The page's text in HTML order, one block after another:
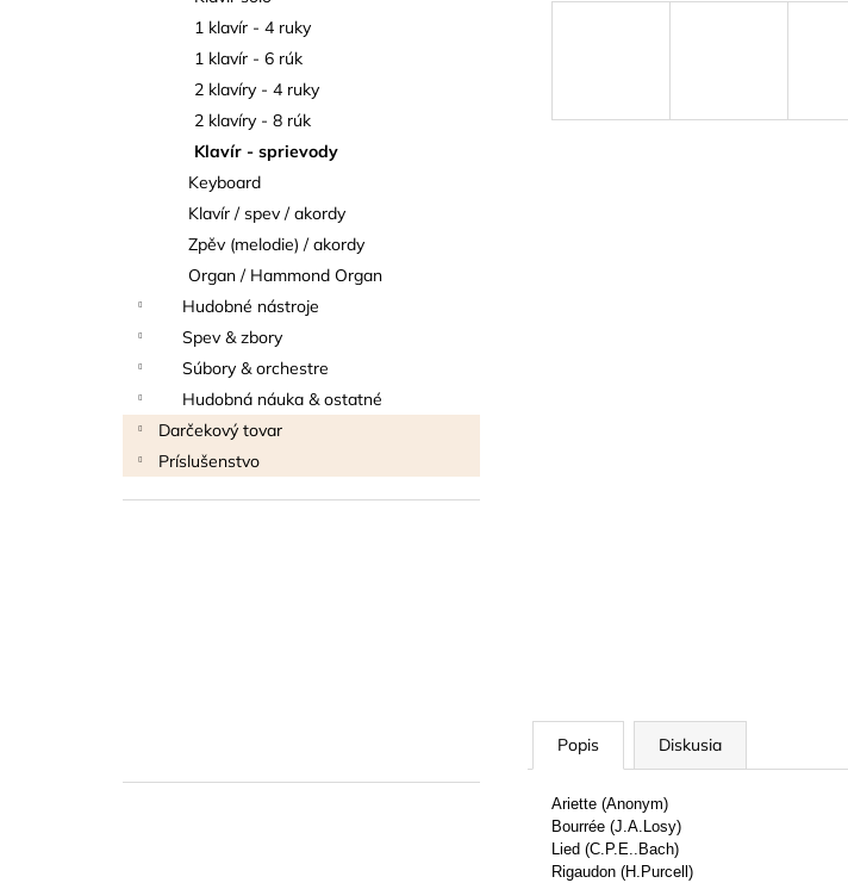
1 klavír - 4 ruky
1 klavír - 6 rúk
2 klavíry - 4 ruky
2 klavíry - 8 rúk
Klavír - sprievody
Keyboard
Klavír / spev / akordy
Zpěv (melodie) / akordy
Organ / Hammond Organ
Hudobné nástroje
Spev & zbory
Súbory & orchestre
Hudobná náuka & ostatné
Darčekový tovar
Príslušenstvo
Popis Diskusia
Ariette (Anonym)
Bourrée (J.A.Losy)
Lied (C.P.E..Bach)
Rigaudon (H.Purcell)
THOMANN FLOW-BALL
BLUE JUICE VALVE OIL - OLEJ NA